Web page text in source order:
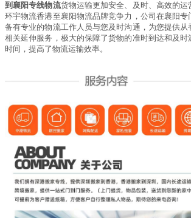
到襄阳专线物流货物运输更加安全、及时、高效的
环宇物流香港至襄阳物流品牌竞争力，公司在襄阳
备有专业的物流工作人员与您及时沟通，为您提供
相关延伸服务，极大的保障了货物的准时到达和及时
时间，提高了物流运输效率。